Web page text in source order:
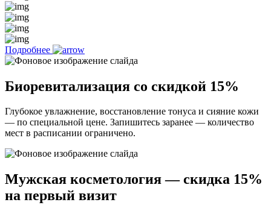
Подробнее
Биоревитализация со скидкой 15%
Глубокое увлажнение, восстановление тонуса и сияние кожи
— по специальной цене. Запишитесь заранее — количество
мест в расписании ограничено.
Мужская косметология — скидка 15%
на первый визит